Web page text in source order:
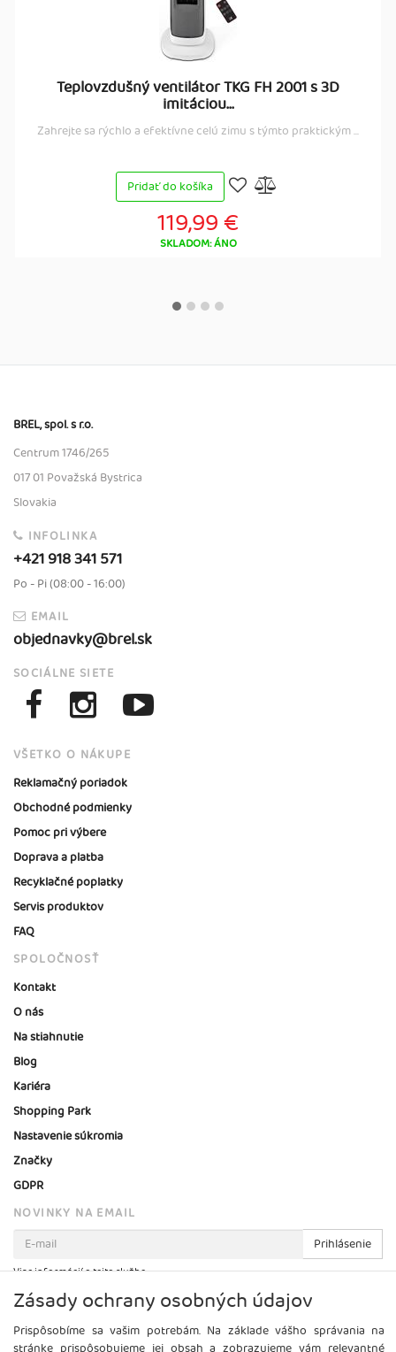
Teplovzdušný ventilátor TKG FH 2001 s 3D
imitáciou...
Zahrejte sa rýchlo a efektívne celú zimu s týmto praktickým ...
Pridať do košíka
119,99 €
SKLADOM: ÁNO
BREL, spol. s r.o.
Centrum 1746/265
017 01 Považská Bystrica
Slovakia
INFOLINKA
+421 918 341 571
Po - Pi (08:00 - 16:00)
EMAIL
objednavky@brel.sk
SOCIÁLNE SIETE
VŠETKO O NÁKUPE
Reklamačný poriadok
Obchodné podmienky
Pomoc pri výbere
Doprava a platba
Recyklačné poplatky
Servis produktov
FAQ
SPOLOČNOSŤ
Kontakt
O nás
Na stiahnutie
Blog
Kariéra
Shopping Park
Nastavenie súkromia
Značky
GDPR
NOVINKY NA EMAIL
Prihlásenie
Viac informácií o tejto službe
Zásady ochrany osobných údajov
Prispôsobíme sa vašim potrebám. Na základe vášho správania na